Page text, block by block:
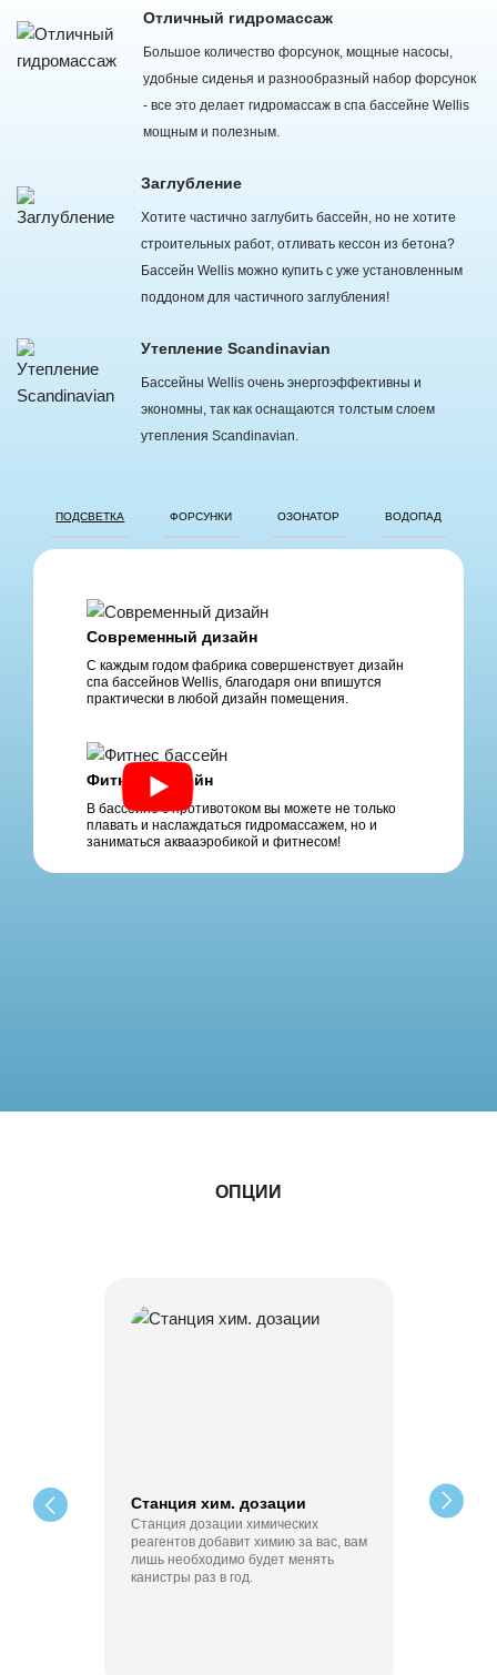
Отличный гидромассаж
Большое количество форсунок, мощные насосы,
удобные сиденья и разнообразный набор форсунок
- все это делает гидромассаж в спа бассейне Wellis
мощным и полезным.
Заглубление
Хотите частично заглубить бассейн, но не хотите
строительных работ, отливать кессон из бетона?
Бассейн Wellis можно купить с уже установленным
поддоном для частичного заглубления!
Утепление Scandinavian
Бассейны Wellis очень энергоэффективны и
экономны, так как оснащаются толстым слоем
утепления Scandinavian.
ПОДСВЕТКА ФОРСУНКИ ОЗОНАТОР ВОДОПАД
Современный дизайн
С каждым годом фабрика совершенствует дизайн
спа бассейнов Wellis, благодаря они впишутся
практически в любой дизайн помещения.
Фитнес бассейн
В бассейне с противотоком вы можете не только
плавать и наслаждаться гидромассажем, но и
заниматься аквааэробикой и фитнесом!
ОПЦИИ
Станция хим. дозации
Станция дозации химических
реагентов добавит химию за вас, вам
лишь необходимо будет менять
канистры раз в год.